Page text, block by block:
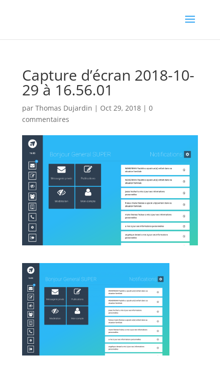
Capture d’écran 2018-10-
29 à 16.56.01
par Thomas Dujardin | Oct 29, 2018| 0
commentaires